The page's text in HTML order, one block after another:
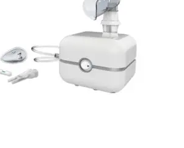
Infirmerie médicale